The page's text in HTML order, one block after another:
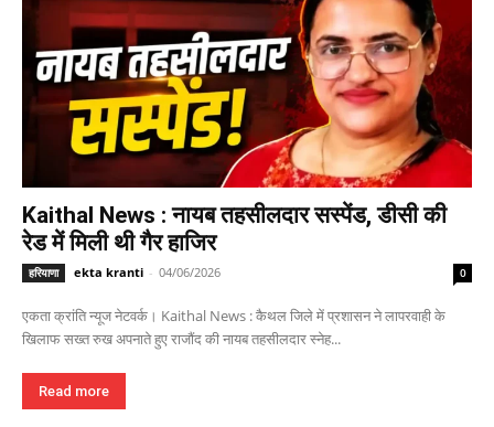
Kaithal News : नायब तहसीलदार सस्पेंड, डीसी की
रेड में मिली थी गैर हाजिर
हरियाणा ekta kranti - 04/06/2026 0
एकता क्रांति न्यूज नेटवर्क। Kaithal News : कैथल जिले में प्रशासन ने लापरवाही के
खिलाफ सख्त रुख अपनाते हुए राजौंद की नायब तहसीलदार स्नेह...
Read more